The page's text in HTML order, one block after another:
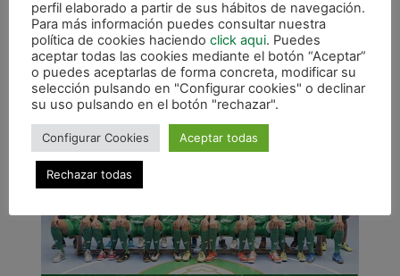
perfil elaborado a partir de sus hábitos de navegación.
Para más información puedes consultar nuestra
política de cookies haciendo click aqui. Puedes
aceptar todas las cookies mediante el botón “Aceptar”
o puedes aceptarlas de forma concreta, modificar su
selección pulsando en "Configurar cookies" o declinar
su uso pulsando en el botón "rechazar".
Configurar Cookies Aceptar todas
Rechazar todas